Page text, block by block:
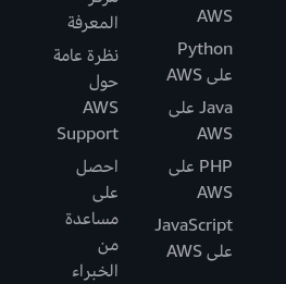
AWS
Python
على AWS
Java على
AWS
PHP على
AWS
JavaScript
على AWS
المعرفة
نظرة عامة
حول
AWS
Support
احصل
على
مساعدة
من
الخبراء